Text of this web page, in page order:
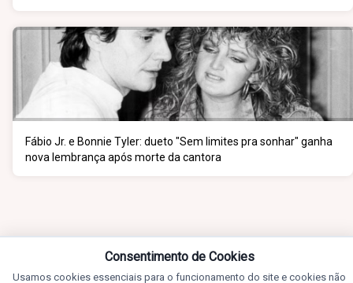
Fábio Jr. e Bonnie Tyler: dueto "Sem limites pra sonhar" ganha
nova lembrança após morte da cantora
Consentimento de Cookies
Usamos cookies essenciais para o funcionamento do site e cookies não